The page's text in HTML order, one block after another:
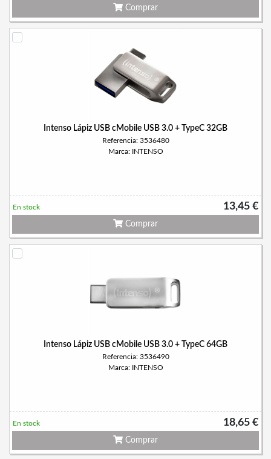
Comprar
Intenso Lápiz USB cMobile USB 3.0 + TypeC 32GB
Referencia: 3536480
Marca: INTENSO
13,45 €
En stock
Comprar
Intenso Lápiz USB cMobile USB 3.0 + TypeC 64GB
Referencia: 3536490
Marca: INTENSO
18,65 €
En stock
Comprar